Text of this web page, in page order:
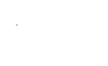
-